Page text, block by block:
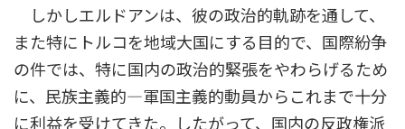
しかしエルドアンは、彼の政治的軌跡を通して、
また特にトルコを地域大国にする目的で、国際紛争
の件では、特に国内の政治的緊張をやわらげるため
に、民族主義的―軍国主義的動員からこれまで十分
に利益を受けてきた。したがって、国内の反政権派